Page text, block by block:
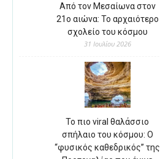
Από τον Μεσαίωνα στον
21ο αιώνα: Το αρχαιότερο
σχολείο του κόσμου
31 Ιουλίου 2026
Το πιο viral θαλάσσιο
σπήλαιο του κόσμου: Ο
“φυσικός καθεδρικός” της